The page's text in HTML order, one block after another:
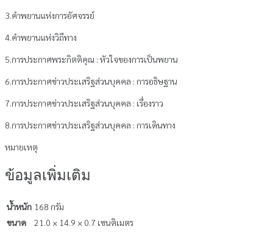
3.คำพยานแห่งการอัศจรรย์
4.คำพยานแห่งวิถีทาง
5.การประกาศพระกิตติคุณ : หัวใจของการเป็นพยาน
6.การประกาศข่าวประเสริฐส่วนบุคคล : การอธิษฐาน
7.การประกาศข่าวประเสริฐส่วนบุคคล : เรื่องราว
8.การประกาศข่าวประเสริฐส่วนบุคคล : การเดินทาง
หมายเหตุ
ข้อมูลเพิ่มเติม
น้ำหนัก 168 กรัม
ขนาด
21.0 × 14.9 × 0.7 เซนติเมตร